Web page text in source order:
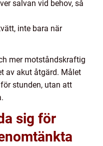
salvan vid behov, så
inte bara när
mer motståndskraftig
av akut åtgärd. Målet
stunden, utan att
sig för